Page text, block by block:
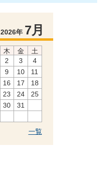
2026年 7月
木 金
土
2 3
4
9 10
11
16 17
18
23 24
25
30 31
一覧